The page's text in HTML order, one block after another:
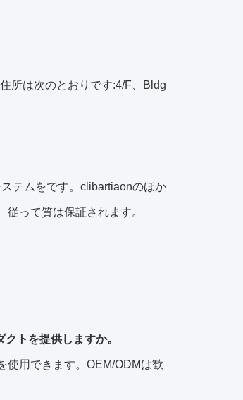
所は次のとおりです:4/F、Bldg
テムをです。clibartiaonのほか
って質は保証されます。
トを提供しますか。
使用できます。OEM/ODMは歓